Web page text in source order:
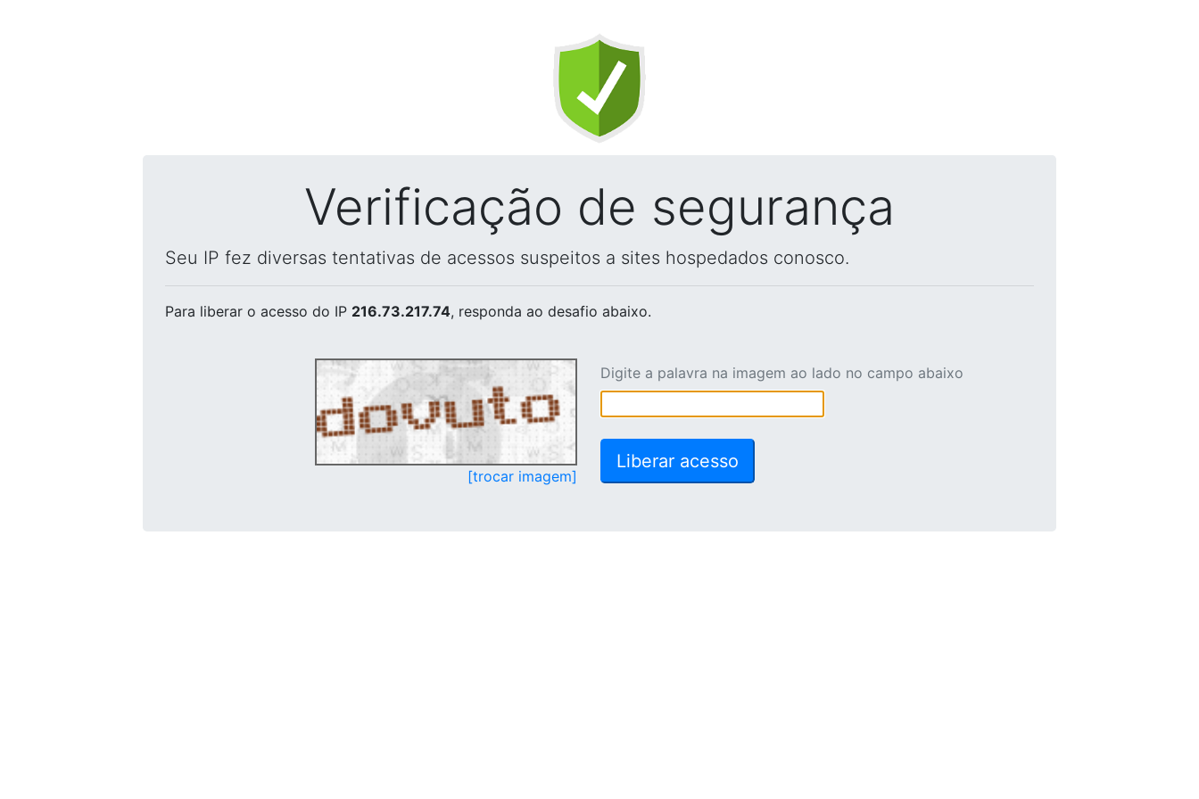
Verificação de segurança
Seu IP fez diversas tentativas de acessos suspeitos a sites hospedados conosco.
Para liberar o acesso do IP 216.73.217.74, responda ao desafio abaixo.
[trocar imagem]
Digite a palavra na imagem ao lado no campo abaixo